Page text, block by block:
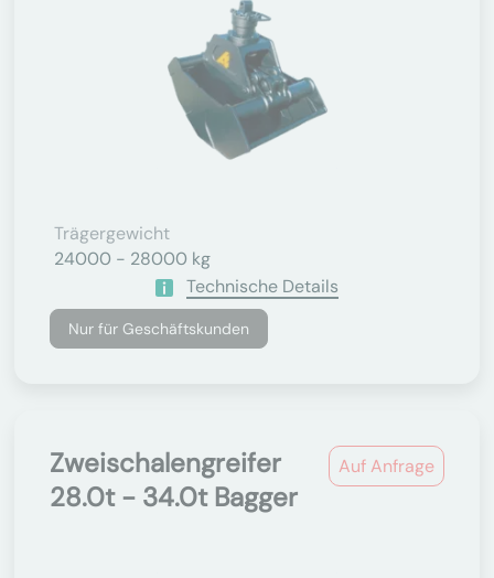
Trägergewicht
24000 - 28000 kg
Technische Details
Nur für Geschäftskunden
Auf Anfrage
Zweischalengreifer
28.0t - 34.0t Bagger